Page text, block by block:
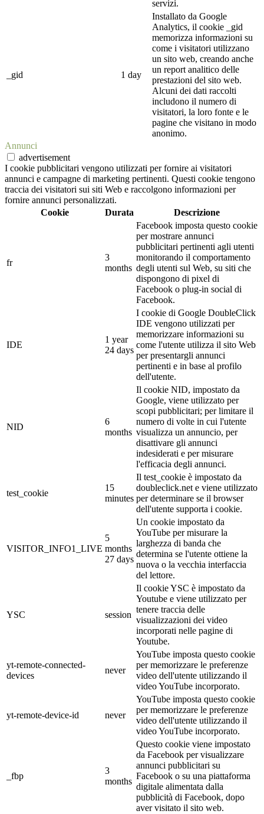
servizi.
_gid 1 day
Installato da Google
Analytics, il cookie _gid
memorizza informazioni su
come i visitatori utilizzano
un sito web, creando anche
un report analitico delle
prestazioni del sito web.
Alcuni dei dati raccolti
includono il numero di
visitatori, la loro fonte e le
pagine che visitano in modo
anonimo.
Annunci
advertisement
I cookie pubblicitari vengono utilizzati per fornire ai visitatori
annunci e campagne di marketing pertinenti. Questi cookie tengono
traccia dei visitatori sui siti Web e raccolgono informazioni per
fornire annunci personalizzati.
Cookie
Durata Descrizione
fr
3
months
Facebook imposta questo cookie
per mostrare annunci
pubblicitari pertinenti agli utenti
monitorando il comportamento
degli utenti sul Web, su siti che
dispongono di pixel di
Facebook o plug-in social di
Facebook.
IDE
1 year
24 days
I cookie di Google DoubleClick
IDE vengono utilizzati per
memorizzare informazioni su
come l'utente utilizza il sito Web
per presentargli annunci
pertinenti e in base al profilo
dell'utente.
NID
6
months
Il cookie NID, impostato da
Google, viene utilizzato per
scopi pubblicitari; per limitare il
numero di volte in cui l'utente
visualizza un annuncio, per
disattivare gli annunci
indesiderati e per misurare
l'efficacia degli annunci.
test_cookie
15
minutes
Il test_cookie è impostato da
doubleclick.net e viene utilizzato
per determinare se il browser
dell'utente supporta i cookie.
VISITOR_INFO1_LIVE
5
months
27 days
Un cookie impostato da
YouTube per misurare la
larghezza di banda che
determina se l'utente ottiene la
nuova o la vecchia interfaccia
del lettore.
YSC session
Il cookie YSC è impostato da
Youtube e viene utilizzato per
tenere traccia delle
visualizzazioni dei video
incorporati nelle pagine di
Youtube.
yt-remote-connected-
devices
never
YouTube imposta questo cookie
per memorizzare le preferenze
video dell'utente utilizzando il
video YouTube incorporato.
yt-remote-device-id never
YouTube imposta questo cookie
per memorizzare le preferenze
video dell'utente utilizzando il
video YouTube incorporato.
_fbp
3
months
Questo cookie viene impostato
da Facebook per visualizzare
annunci pubblicitari su
Facebook o su una piattaforma
digitale alimentata dalla
pubblicità di Facebook, dopo
aver visitato il sito web.